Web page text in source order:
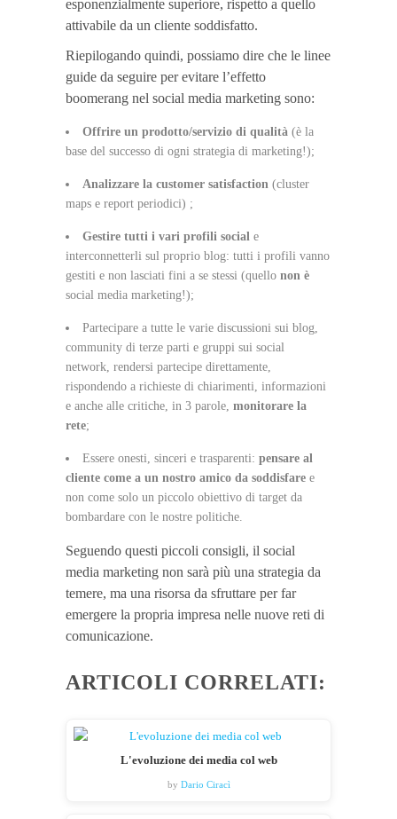
esponenzialmente superiore, rispetto a quello
attivabile da un cliente soddisfatto.
Riepilogando quindi, possiamo dire che le linee
guide da seguire per evitare l’effetto
boomerang nel social media marketing sono:
Offrire un prodotto/servizio di qualità (è la
base del successo di ogni strategia di marketing!);
Analizzare la customer satisfaction (cluster
maps e report periodici) ;
Gestire tutti i vari profili social e
interconnetterli sul proprio blog: tutti i profili vanno
gestiti e non lasciati fini a se stessi (quello non è
social media marketing!);
Partecipare a tutte le varie discussioni sui blog,
community di terze parti e gruppi sui social
network, rendersi partecipe direttamente,
rispondendo a richieste di chiarimenti, informazioni
e anche alle critiche, in 3 parole, monitorare la
rete;
Essere onesti, sinceri e trasparenti: pensare al
cliente come a un nostro amico da soddisfare e
non come solo un piccolo obiettivo di target da
bombardare con le nostre politiche.
Seguendo questi piccoli consigli, il social
media marketing non sarà più una strategia da
temere, ma una risorsa da sfruttare per far
emergere la propria impresa nelle nuove reti di
comunicazione.
ARTICOLI CORRELATI:
L'evoluzione dei media col web
by Dario Ciracì